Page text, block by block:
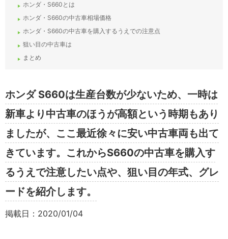
ホンダ・S660とは
ホンダ・S660の中古車相場価格
ホンダ・S660の中古車を購入するうえでの注意点
狙い目の中古車は
まとめ
ホンダ S660は生産台数が少ないため、一時は
新車より中古車のほうが高額という時期もあり
ましたが、ここ最近徐々に安い中古車両も出て
きています。これからS660の中古車を購入す
るうえで注意したい点や、狙い目の年式、グレ
ードを紹介します。
掲載日：2020/01/04